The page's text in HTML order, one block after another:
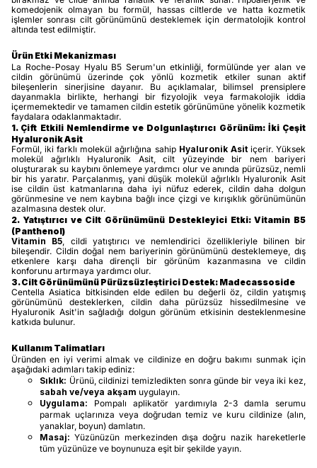
komedojenik olmayan bu formül, hassas ciltlerde ve hatta kozmetik
işlemler sonrası cilt görünümünü desteklemek için dermatolojik kontrol
altında test edilmiştir.
Ürün Etki Mekanizması
La Roche-Posay Hyalu B5 Serum'un etkinliği, formülünde yer alan ve
cildin görünümü üzerinde çok yönlü kozmetik etkiler sunan aktif
bileşenlerin sinerjisine dayanır. Bu açıklamalar, bilimsel prensiplere
dayanmakla birlikte, herhangi bir fizyolojik veya farmakolojik iddia
içermemektedir ve tamamen cildin estetik görünümüne yönelik kozmetik
faydalara odaklanmaktadır.
1. Çift Etkili Nemlendirme ve Dolgunlaştırıcı Görünüm: İki Çeşit
Hyaluronik Asit
Formül, iki farklı molekül ağırlığına sahip Hyaluronik Asitiçerir. Yüksek
molekül ağırlıklı Hyaluronik Asit, cilt yüzeyinde bir nem bariyeri
oluşturarak su kaybını önlemeye yardımcı olur ve anında pürüzsüz, nemli
bir his yaratır. Parçalanmış, yani düşük molekül ağırlıklı Hyaluronik Asit
ise cildin üst katmanlarına daha iyi nüfuz ederek, cildin daha dolgun
görünmesine ve nem kaybına bağlı ince çizgi ve kırışıklık görünümünün
azalmasına destek olur.
2. Yatıştırıcı ve Cilt Görünümünü Destekleyici Etki: Vitamin B5
(Panthenol)
Vitamin B5 , cildi yatıştırıcı ve nemlendirici özellikleriyle bilinen bir
bileşendir. Cildin doğal nem bariyerinin görünümünü desteklemeye, dış
etkenlere karşı daha dirençli bir görünüm kazanmasına ve cildin
konforunu artırmaya yardımcı olur.
3. Cilt Görünümünü Pürüzsüzleştirici Destek: Madecassoside
Centella Asiatica bitkisinden elde edilen bu değerli öz, cildin yatışmış
görünümünü desteklerken, cildin daha pürüzsüz hissedilmesine ve
Hyaluronik Asit'in sağladığı dolgun görünüm etkisinin desteklenmesine
katkıda bulunur.
Kullanım Talimatları
Üründen en iyi verimi almak ve cildinize en doğru bakımı sunmak için
aşağıdaki adımları takip ediniz:
Sıklık: Ürünü, cildinizi temizledikten sonra günde bir veya iki kez,
sabah ve/veya akşam uygulayın.
Uygulama: Pompalı aplikatör yardımıyla 2-3 damla serumu
parmak uçlarınıza veya doğrudan temiz ve kuru cildinize (alın,
yanaklar, boyun) damlatın.
Masaj: Yüzünüzün merkezinden dışa doğru nazik hareketlerle
tüm yüzünüze ve boynunuza eşit bir şekilde yayın.